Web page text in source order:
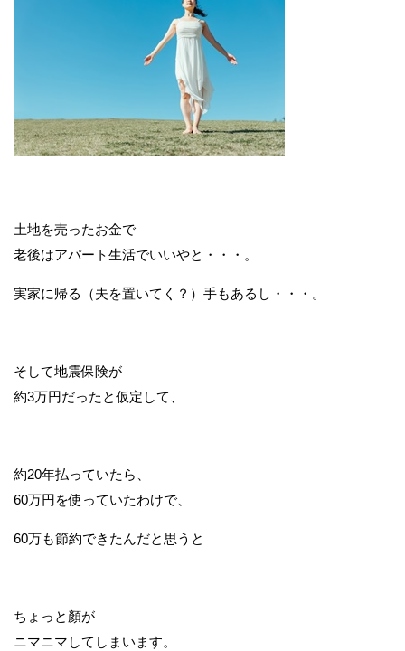
土地を売ったお金で
老後はアパート生活でいいやと・・・。
実家に帰る（夫を置いてく？）手もあるし・・・。
そして地震保険が
約3万円だったと仮定して、
約20年払っていたら、
60万円を使っていたわけで、
60万も節約できたんだと思うと
ちょっと顏が
ニマニマしてしまいます。